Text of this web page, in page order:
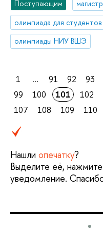
Поступающим
олимпиады НИУ ВШЭ
1 ... 91 92 93
99
100 101 102
107
108 109 110
Нашли опечатку?
Выделите её,
уведомление.